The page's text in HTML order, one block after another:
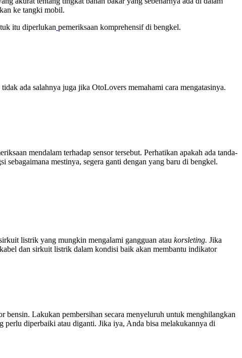
ke tangki mobil.
itu diperlukan pemeriksaan komprehensif di bengkel.
ada salahnya juga jika OtoLovers memahami cara mengatasinya.
mendalam terhadap sensor tersebut. Perhatikan apakah ada tanda-
sebagaimana mestinya, segera ganti dengan yang baru di bengkel.
listrik yang mungkin mengalami gangguan atau korsleting. Jika
dan sirkuit listrik dalam kondisi baik akan membantu indikator
bensin. Lakukan pembersihan secara menyeluruh untuk menghilangkan
perlu diperbaiki atau diganti. Jika iya, Anda bisa melakukannya di